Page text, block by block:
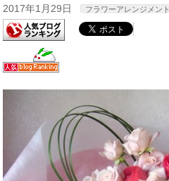
2017年1月29日 フラワーアレンジメント